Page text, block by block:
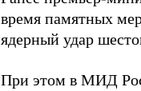
время памятных
ядерный удар
При этом в МИД